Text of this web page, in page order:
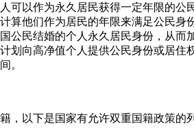
可以作为永久居民获得一定年限的
算他们作为居民的年限来满足公民身
公民结婚的个人永久居民身份，从而
划向高净值个人提供公民身份或居
。
，以下是国家有允许双重国籍政策的